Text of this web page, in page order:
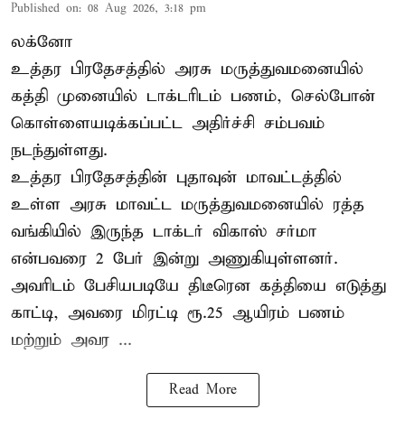
Published on: 08 Aug 2026, 3:18 pm
லக்னோ
உத்தர பிரதேசத்தில் அரசு மருத்துவமனையில்
கத்தி முனையில் டாக்டரிடம் பணம், செல்போன்
கொள்ளையடிக்கப்பட்ட அதிர்ச்சி சம்பவம்
நடந்துள்ளது.
உத்தர பிரதேசத்தின் புதாவுன் மாவட்டத்தில்
உள்ள அரசு மாவட்ட மருத்துவமனையில் ரத்த
வங்கியில் இருந்த டாக்டர் விகாஸ் சர்மா
என்பவரை 2 பேர் இன்று அணுகியுள்ளனர்.
அவரிடம் பேசியபடியே திடீரென கத்தியை எடுத்து
காட்டி, அவரை மிரட்டி ரூ.25 ஆயிரம் பணம்
மற்றும் அவர ...
Read More